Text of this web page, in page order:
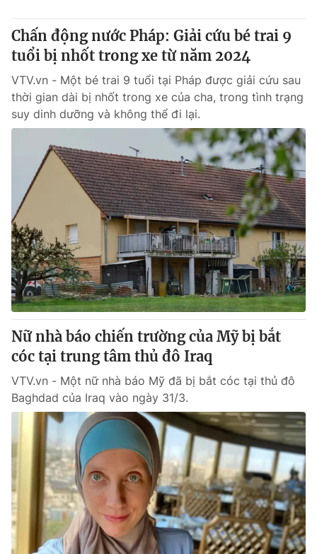
Chuyên mục khác
Emagazine Podcast
Photo Infographic
Shorts video
VTV Money VTV Thể thao
VTV Sức khoẻ Bất động sản
Thị trường 24h Tấm lòng Việt
VTV4 Vươn mình bằng AI
VTV9 VTV8
Liên hệ tòa soạn English
THỜI BÁO VTV
Theo dõi báo trên
Cơ quan chủ quản:Đài Truyền hình Việt Nam
Chấn động nước Pháp: Giải cứu bé trai 9
tuổi bị nhốt trong xe từ năm 2024
VTV.vn - Một bé trai 9 tuổi tại Pháp được giải cứu sau
thời gian dài bị nhốt trong xe của cha, trong tình trạng
suy dinh dưỡng và không thể đi lại.
Nữ nhà báo chiến trường của Mỹ bị bắt
cóc tại trung tâm thủ đô Iraq
VTV.vn - Một nữ nhà báo Mỹ đã bị bắt cóc tại thủ đô
Baghdad của Iraq vào ngày 31/3.